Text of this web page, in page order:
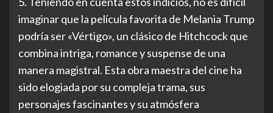
imaginar que la película favorita de Melania Trump
podría ser «Vértigo», un clásico de Hitchcock que
combina intriga, romance y suspense de una
manera magistral. Esta obra maestra del cine ha
sido elogiada por su compleja trama, sus
personajes fascinantes y su atmósfera